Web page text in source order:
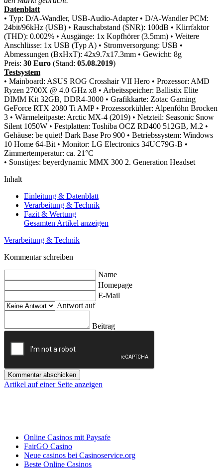
Datenblatt
• Typ: D/A-Wandler, USB-Audio-Adapter • D/A-Wandler PCM:
24bit/96kHz (USB) • Rauschabstand (SNR): 100dB • Klirrfaktor
(THD): 0.002% • Ausgänge: 1x Kopfhörer (3.5mm) • Weitere
Anschlüsse: 1x USB (Typ A) • Stromversorgung: USB •
Abmessungen (BxHxT): 42x9.7x17.3mm • Gewicht: 8g
Preis: 30 Euro (Stand: 05.08.2019)
Testsystem
• Mainboard: ASUS ROG Crosshair VII Hero • Prozessor: AMD
Ryzen 2700X @ 4.0 GHz x8 • Arbeitsspeicher: Ballistix Elite
DIMM Kit 32GB, DDR4-3000 • Grafikkarte: Zotac Gaming
GeForce RTX 2080 Ti AMP • Prozessorkühler: Alpenföhn Brocken
3 • Wärmeleitpaste: Arctic MX-4 (2019) • Netzteil: Seasonic Snow
Silent 1050W • Festplatten: Toshiba OCZ RD400 512GB, M.2 •
Gehäuse: be quiet! Dark Base Pro 900 • Betriebssystem: Windows
10 Home 64-Bit • Monitor: LG Electronics 34UC79G-B •
Zimmertemperatur: ca. 21°C
• Sonstiges: beyerdynamic MMX 300 2. Generation Headset
Inhalt
Einleitung & Datenblatt
Verarbeitung & Technik
Fazit & Wertung
Gesamten Artikel anzeigen
Verarbeitung & Technik
Kommentar schreiben
Name
Homepage
E-Mail
Antwort auf
Beitrag
Kommentar abschicken
Artikel auf einer Seite anzeigen
Online Casinos mit Paysafe
FairGO Casino
Neue casinos bei Casinoservice.org
Beste Online Casinos